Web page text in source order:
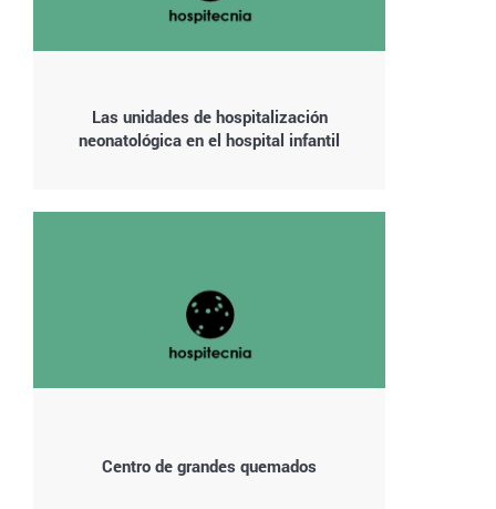
Las unidades de hospitalización
neonatológica en el hospital infantil
Centro de grandes quemados